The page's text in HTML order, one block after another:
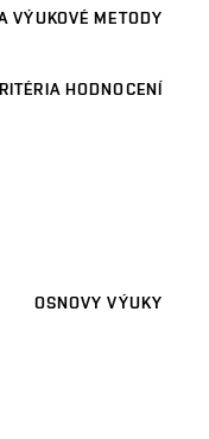
VÝUKOVÉ METODY
HODNOCENÍ
OSNOVY VÝUKY